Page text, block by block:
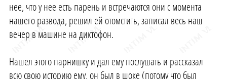
нее, что у нее есть парень и встречаются они с момента
нашего развода, решил ей отомстить, записал весь наш
вечер в машине на диктофон.
Нашел этого парнишку и дал ему послушать и рассказал
всю свою историю ему, он был в шоке (потому что был